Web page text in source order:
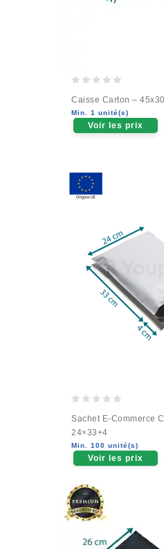
out
of
5
Caisse Carton –
Min. 1 unité(s)
Voir les prix
out
of
5
Sachet E-Commerce
24×33+4
Min. 100 unité(s)
Voir les prix